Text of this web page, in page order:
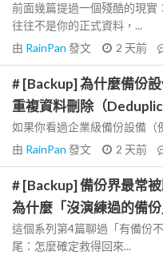
前面幾篇提過一個殘酷的現實
往往不是你的正式資料，...
由 RainPan 發文 2 天前
# [Backup] 為什麼備份
重複資料刪除（
如果你看過企業級備份設備（
由 RainPan 發文 2 天前
# [Backup] 備份界最常
為什麼「沒演練過的備
這個系列第4篇聊過「有備份
尾：怎麼確定救得回來...